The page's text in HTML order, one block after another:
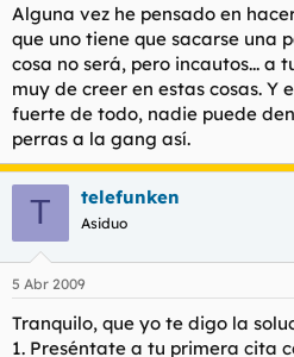
Alguna vez he pensado en
que uno tiene que sacarse una
cosa no será, pero incautos... a
muy de creer en estas cosas. Y
fuerte de todo, nadie puede
perras a la gang así.
T telefunken
Asiduo
5 Abr 2009
Tranquilo, que yo te digo la
1. Preséntate a tu primera cita